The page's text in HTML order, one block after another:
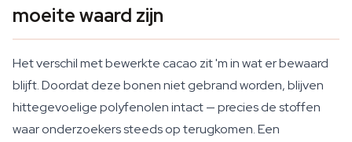
moeite waard zijn
Het verschil met bewerkte cacao zit 'm in wat er bewaard
blijft. Doordat deze bonen niet gebrand worden, blijven
hittegevoelige polyfenolen intact — precies de stoffen
waar onderzoekers steeds op terugkomen. Een